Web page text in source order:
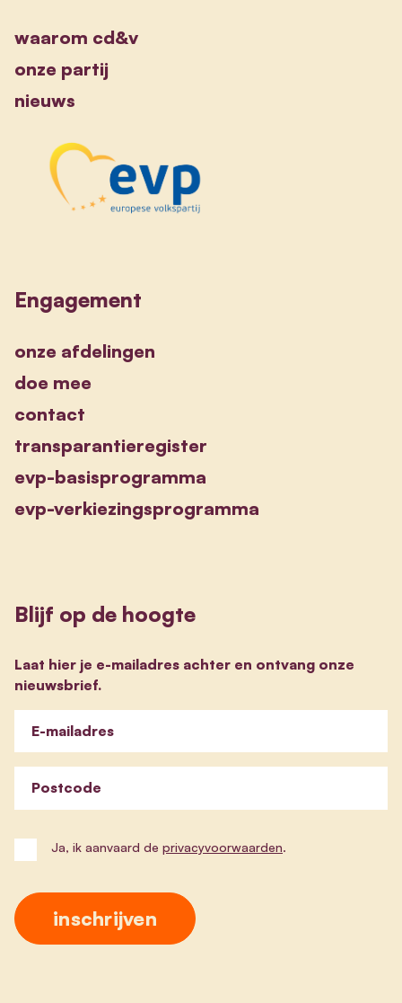
waarom cd&v
onze partij
nieuws
Engagement
onze afdelingen
doe mee
contact
transparantieregister
evp-basisprogramma
evp-verkiezingsprogramma
Blijf op de hoogte
Laat hier je e-mailadres achter en ontvang onze
nieuwsbrief.
E-mailadres
Postcode
Ja, ik aanvaard de privacyvoorwaarden.